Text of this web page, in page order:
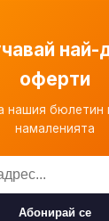
най-
оферти
нашия бюлетин
намаленията
Абонирай се